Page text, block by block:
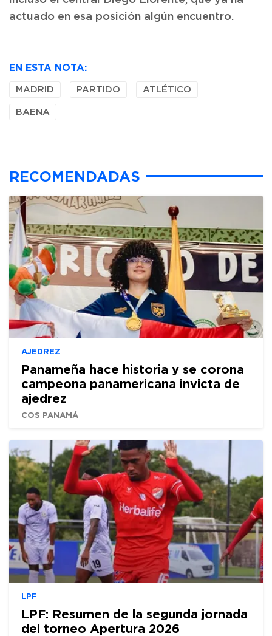
actuado en esa posición algún encuentro.
EN ESTA NOTA:
MADRID PARTIDO ATLÉTICO
BAENA
RECOMENDADAS
AJEDREZ
Panameña hace historia y se corona
campeona panamericana invicta de
ajedrez
COS PANAMÁ
LPF
LPF: Resumen de la segunda jornada
del torneo Apertura 2026